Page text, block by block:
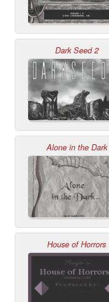
Dark Seed 2
Alone in the Dark
House of Horrors